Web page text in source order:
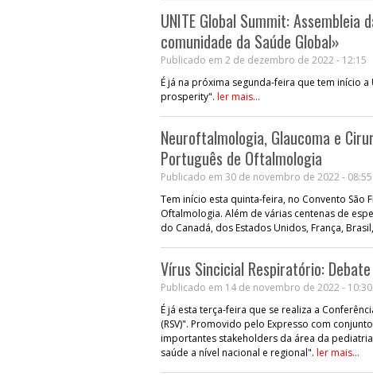
UNITE Global Summit:
comunidade da Saúde Global»
Publicado em 2 de dezembro de 2022 - 12:15
É já na próxima segunda-feira que tem início
prosperity". ler mais...
Neuroftalmologia, Glaucoma e
Português de Oftalmologia
Publicado em 30 de novembro de 2022 - 08:55
Tem início esta quinta-feira, no Convento São
Oftalmologia. Além de várias centenas de
do Canadá, dos Estados Unidos, França,
Vírus Sincicial Respiratório:
Publicado em 14 de novembro de 2022 - 10:30
É já esta terça-feira que se realiza a
(RSV)". Promovido pelo Expresso com
importantes stakeholders da área da
saúde a nível nacional e regional". ler mais...